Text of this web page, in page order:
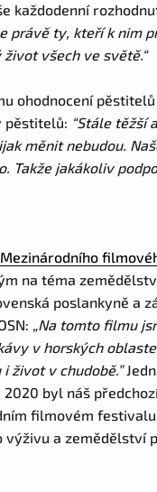
každodenní
ty, kteří k nim
všech ve světě.“
ohodnocení
pěstitelů: “Stále těžší
měnit nebudou.
Takže jakákoliv
na téma
poslankyně a
„Na tomto filmu
v horských
život v chudobě.”
2020 byl náš
filmovém
výživu a zemědělství